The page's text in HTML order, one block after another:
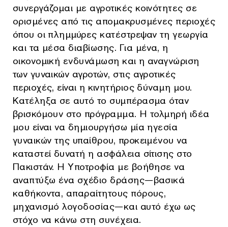
συνεργάζομαι με αγροτικές κοινότητες σε
ορισμένες από τις απομακρυσμένες περιοχές
όπου οι πλημμύρες κατέστρεψαν τη γεωργία
και τα μέσα διαβίωσης. Για μένα, η
οικονομική ενδυνάμωση και η αναγνώριση
των γυναικών αγροτών, στις αγροτικές
περιοχές, είναι η κινητήριος δύναμη μου.
Κατέληξα σε αυτό το συμπέρασμα όταν
βρισκόμουν στο πρόγραμμα. Η τολμηρή ιδέα
μου είναι να δημιουργήσω μία ηγεσία
γυναικών της υπαίθρου, προκειμένου να
καταστεί δυνατή η ασφάλεια σίτισης στο
Πακιστάν. Η Υποτροφία με βοήθησε να
αναπτύξω ένα σχέδιο δράσης—βασικά
καθήκοντα, απαραίτητους πόρους,
μηχανισμό λογοδοσίας—και αυτό έχω ως
στόχο να κάνω στη συνέχεια.